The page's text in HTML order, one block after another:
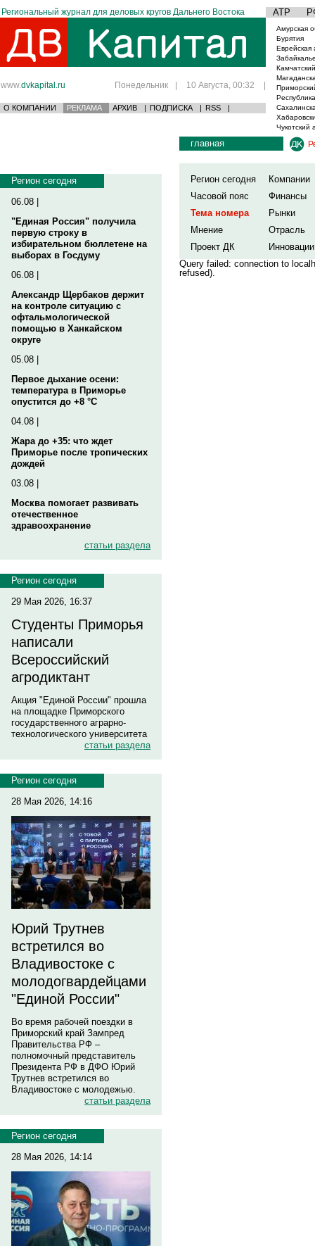
Региональный журнал для деловых кругов Дальнего Востока АТР
www.dvkapital.ru Понедельник | 10 Августа, 00:32 |
О КОМПАНИИ РЕКЛАМА АРХИВ | ПОДПИСКА | RSS |
Амурская
Бурятия
Еврейская
Чукотский
Регион сегодня
06.08 |
"Единая Россия" получила
первую строку в
избирательном бюллетене на
выборах в Госдуму
06.08 |
Александр Щербаков держит
на контроле ситуацию с
офтальмологической
помощью в Ханкайском
округе
05.08 |
Первое дыхание осени:
температура в Приморье
опустится до +8 °C
04.08 |
Жара до +35: что ждет
Приморье после тропических
дождей
03.08 |
Москва помогает развивать
отечественное
здравоохранение
статьи раздела
Регион сегодня
29 Мая 2026, 16:37
Студенты Приморья
написали
Всероссийский
агродиктант
Акция "Единой России" прошла
на площадке Приморского
государственного аграрно-
технологического университета
статьи раздела
Регион сегодня
28 Мая 2026, 14:16
Юрий Трутнев
встретился во
Владивостоке с
молодогвардейцами
"Единой России"
Во время рабочей поездки в
Приморский край Зампред
Правительства РФ –
полномочный представитель
Президента РФ в ДФО Юрий
Трутнев встретился во
Владивостоке с молодежью.
статьи раздела
Регион сегодня
28 Мая 2026, 14:14
главная
Регион сегодня
Компании
Часовой пояс
Финансы
Тема номера
Рынки
Мнение
Отрасль
Проект ДК
Инновации
Query failed: connection to
refused).